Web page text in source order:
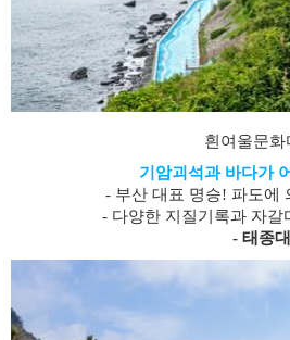
흰여울문
기암괴석과 바다가
- 부산 대표 명승! 파도에
- 다양한 지질기록과 자
- 태종